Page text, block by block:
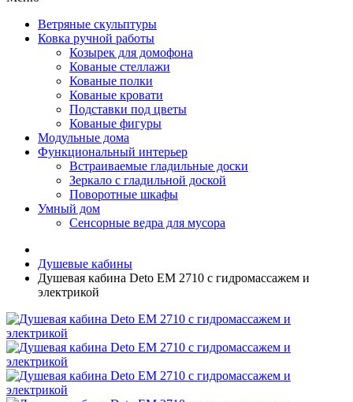
Ветряные скульптуры
Ковка ручной работы
Козырек для домофона
Кованые стеллажи
Кованые полки
Кованые кровати
Подставки под цветы
Кованые фигуры
Модульные дома
Функциональный интерьер
Встраиваемые гладильные доски
Зеркало с гладильной доской
Поворотные шкафы
Умный дом
Сенсорные ведра для мусора
Душевые кабины
Душевая кабина Deto ЕМ 2710 с гидромассажем и
электрикой